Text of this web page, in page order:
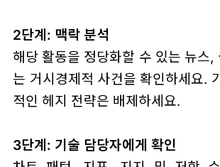
2단계: 맥락 분석
해당 활동을 정당화할 수 있는 뉴스,
는 거시경제적 사건을 확인하세요.
적인 헤지 전략은 배제하세요.
3단계: 기술 담당자에게 확인